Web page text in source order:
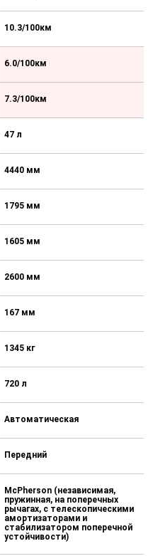
фары
фонари
10.3/100км
6.0/100км
7.3/100км
47 л
4440 мм
1795 мм
1605 мм
2600 мм
167 мм
1345 кг
720 л
Автоматическая
Передний
McPherson (независимая,
пружинная, на поперечных
рычагах, с телескопическими
амортизаторами и
стабилизатором поперечной
устойчивости)